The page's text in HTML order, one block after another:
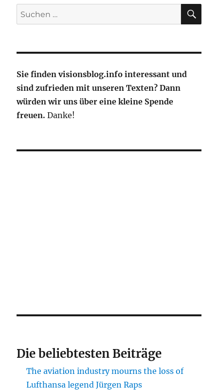
von
Kerosin
Suche
nach:
Sie finden visionsblog.info interessant und
sind zufrieden mit unseren Texten? Dann
würden wir uns über eine kleine Spende
freuen. Danke!
Die beliebtesten Beiträge
The aviation industry mourns the loss of
Lufthansa legend Jürgen Raps